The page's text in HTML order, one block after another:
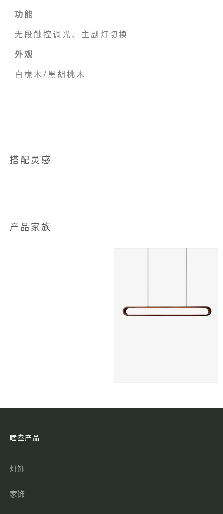
功能
无段触控调光、主副灯切换
外观
白橡木/黑胡桃木
搭配灵感
产品家族
睦叁产品
灯饰
家饰